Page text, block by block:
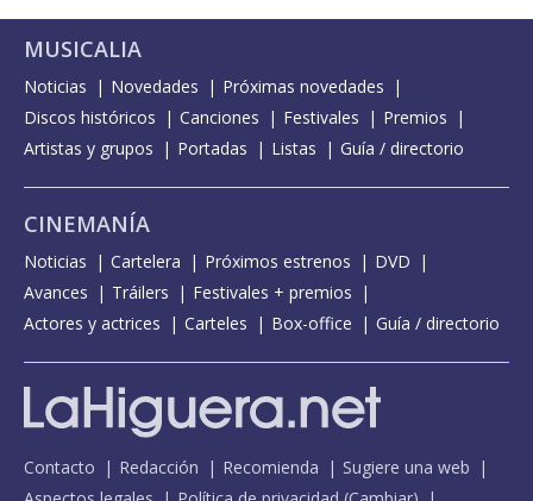
MUSICALIA
Noticias Novedades
Próximas novedades
Discos históricos
Canciones Festivales
Premios
Artistas y grupos
Portadas Listas Guía / directorio
CINEMANÍA
Noticias Cartelera Próximos estrenos
DVD
Avances
Tráilers
Festivales + premios
Actores y actrices
Carteles Box-office Guía / directorio
Contacto Redacción Recomienda
Sugiere una web